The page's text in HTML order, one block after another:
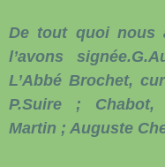
De tout quoi nous
l’avons
L’Abbé Brochet,
P.Suire ;
Martin ; Auguste